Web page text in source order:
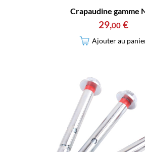
Crapaudine gamme
29,00 €
Ajouter au